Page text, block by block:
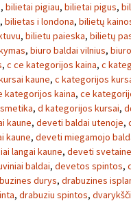
, bilietai pigiau, bilietai pigus,
, bilietas i londona, bilietų
, bilietu paieska, bilietų
, biuro baldai vilnius,
, c ce kategorijos kaina, c
kaune, c kategorijos
kategorijos kaina, ce
, d kategorijos kursai,
kaune, deveti baldai utenoje,
kaune, deveti miegamojo
langai kaune, deveti
baldai, devetos spintos,
durys, drabuzines
, drabuziu spintos,